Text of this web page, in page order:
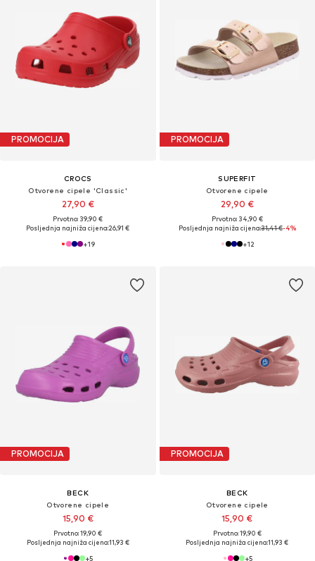
PROMOCIJA
CROCS
Otvorene cipele 'Classic'
27,90 €
Prvotno: 39,90 €
Posljednja najniža cijena:26,91 €
+19
PROMOCIJA
SUPERFIT
Otvorene cipele
29,90 €
Prvotno: 34,90 €
Posljednja najniža cijena:31,41 €-4%
+12
PROMOCIJA
BECK
Otvorene cipele
15,90 €
Prvotno: 19,90 €
Posljednja najniža cijena:11,93 €
+5
PROMOCIJA
BECK
Otvorene cipele
15,90 €
Prvotno: 19,90 €
Posljednja najniža cijena:11,93 €
+5